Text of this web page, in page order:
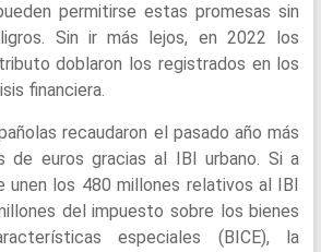
permitirse estas promesas sin
Sin ir más lejos, en 2022 los
doblaron los registrados en los
financiera.
recaudaron el pasado año más
de euros gracias al IBI urbano. Si a
unen los 480 millones relativos al IBI
del impuesto sobre los bienes
especiales (BICE), la